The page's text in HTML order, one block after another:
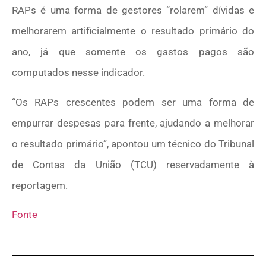
RAPs é uma forma de gestores “rolarem” dívidas e
melhorarem artificialmente o resultado primário do
ano, já que somente os gastos pagos são
computados nesse indicador.
“Os RAPs crescentes podem ser uma forma de
empurrar despesas para frente, ajudando a melhorar
o resultado primário”, apontou um técnico do Tribunal
de Contas da União (TCU) reservadamente à
reportagem.
Fonte